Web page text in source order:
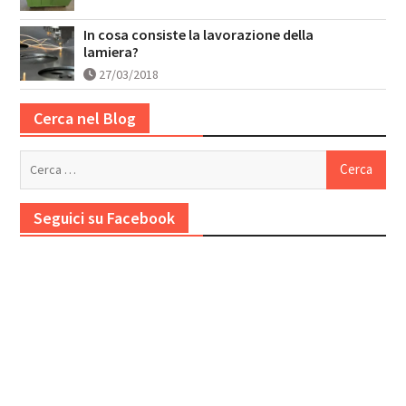
In cosa consiste la lavorazione della
lamiera?
27/03/2018
Cerca nel Blog
Seguici su Facebook